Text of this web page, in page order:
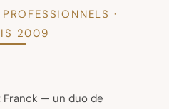
·
2009
Franck — un duo de